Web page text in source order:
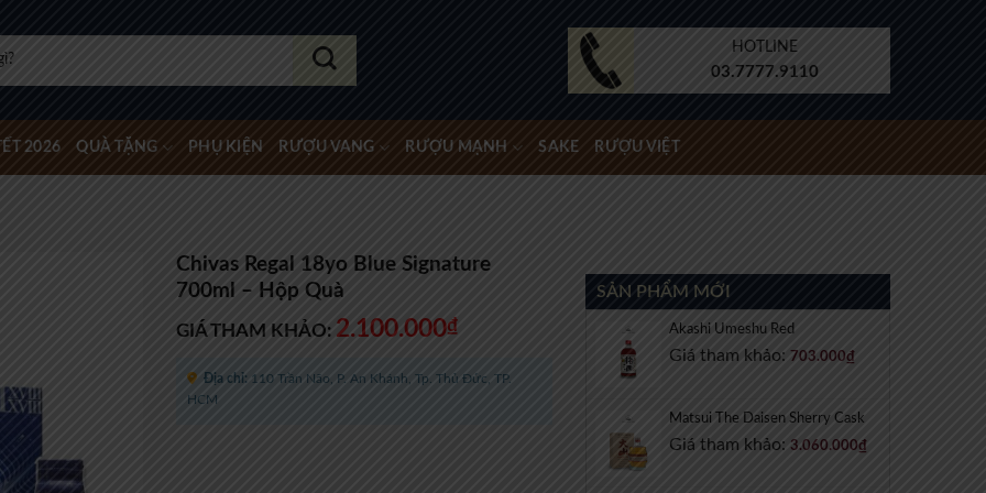
HOTLINE
03.7777.9110
2026 QUÀ TẶNG PHỤ KIỆN RƯỢU VANG RƯỢU MẠNH SAKE RƯỢU VIỆT
SẢN PHẨM MỚI
Akashi Umeshu Red
Giá tham khảo: 703.000₫
Matsui The Daisen Sherry Cask
Giá tham khảo: 3.060.000₫
Chivas Regal 18yo Blue Signature
700ml – Hộp Quà
GIÁ THAM KHẢO: 2.100.000₫
Địa chỉ: 110 Trần Não, P. An Khánh, Tp. Thủ Đức, TP.
HCM